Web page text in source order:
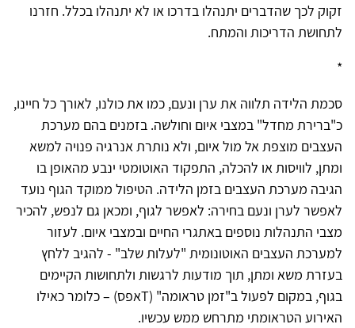
זקוק לכך שהדברים יתנהלו בדרכו או לא יתנהלו בכלל. חזרנו
לתחושת הדריכות והמתח.
*
סכמת הלידה תלווה את ערן ונעם, כמו את כולנו, לאורך כל חיינו,
כ"ברירת מחדל" במצבי איום וחולשה. בזמנים בהם מערכת
העצבים מוצפת אל מול איום, ולא נותרת אנרגיה פנויה למשא
ומתן, לוויסות או להכלה, התפקוד האוטומטי ינבע מהאופן בו
הגיבה מערכת העצבים בזמן הלידה. הטיפול ממוקד הגוף נועד
לאפשר לערן ונעם בחירה: לאפשר לגוף, ומכאן גם לנפש, להכיר
מצבי התנהלות נוספים באתגרי החיים ובמצבי איום. לעזור
למערכת העצבים האוטונומית "לעלות שלב" - להגיב ללחץ
בעזרת משא ומתן, תוך מודעות לרגשות ולתחושות הקיימים
בגוף, במקום לפעול ב"זמן טראומה" (Tאפס) – כלומר כאילו
האירוע הטראומתי מתרחש ממש עכשיו.